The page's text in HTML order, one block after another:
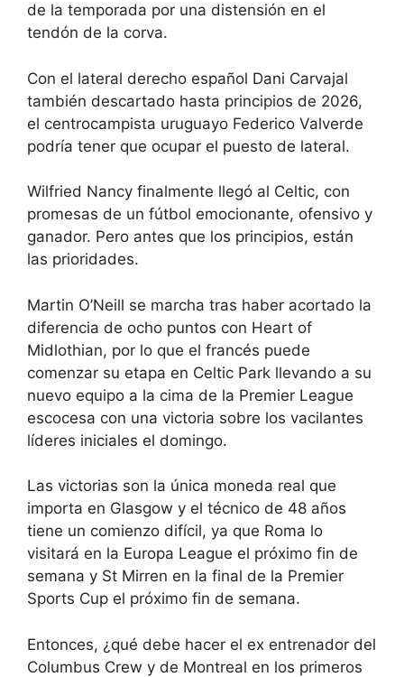
de la temporada por una distensión en el
tendón de la corva.
Con el lateral derecho español Dani Carvajal
también descartado hasta principios de 2026,
el centrocampista uruguayo Federico Valverde
podría tener que ocupar el puesto de lateral.
Wilfried Nancy finalmente llegó al Celtic, con
promesas de un fútbol emocionante, ofensivo y
ganador. Pero antes que los principios, están
las prioridades.
Martin O’Neill se marcha tras haber acortado la
diferencia de ocho puntos con Heart of
Midlothian, por lo que el francés puede
comenzar su etapa en Celtic Park llevando a su
nuevo equipo a la cima de la Premier League
escocesa con una victoria sobre los vacilantes
líderes iniciales el domingo.
Las victorias son la única moneda real que
importa en Glasgow y el técnico de 48 años
tiene un comienzo difícil, ya que Roma lo
visitará en la Europa League el próximo fin de
semana y St Mirren en la final de la Premier
Sports Cup el próximo fin de semana.
Entonces, ¿qué debe hacer el ex entrenador del
Columbus Crew y de Montreal en los primeros